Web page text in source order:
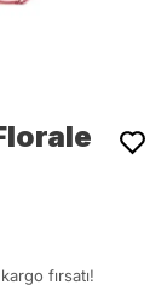
fırsatı!